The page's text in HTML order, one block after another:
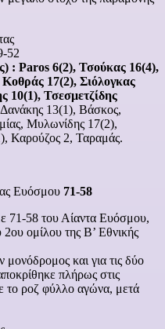
52
: Paros 6(2), Τσούκας 16(4),
17(2), Σιόλογκας
10(1), Τσεσμετζίδης
13(1), Βάσκος,
Μυλωνίδης 17(2),
Καρούζος 2, Ταραμάς.
Ευόσμου 71-58
71-58 του Αίαντα Ευόσμου,
ομίλου της Β’ Εθνικής
και για τις δύο
πλήρως στις
το ροζ φύλλο αγώνα, μετά